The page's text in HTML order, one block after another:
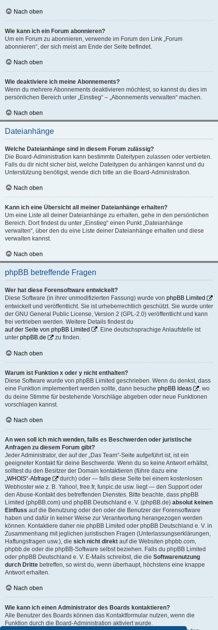
Nach oben
Wie kann ich ein Forum abonnieren?
Um ein Forum zu abonnieren, verwende im Forum den Link „Forum
abonnieren“, der sich meist am Ende der Seite befindet.
Nach oben
Wie deaktiviere ich meine Abonnements?
Wenn du mehrere Abonnements deaktivieren möchtest, so kannst du dies im
persönlichen Bereich unter „Einstieg“ – „Abonnements verwalten“ machen.
Nach oben
Dateianhänge
Welche Dateianhänge sind in diesem Forum zulässig?
Die Board-Administration kann bestimmte Dateitypen zulassen oder verbieten.
Falls du dir nicht sicher bist, welche Dateitypen du anhängen kannst und du
Unterstützung benötigst, wende dich bitte an die Board-Administration.
Nach oben
Kann ich eine Übersicht all meiner Dateianhänge erhalten?
Um eine Liste all deiner Dateianhänge zu erhalten, gehe in den persönlichen
Bereich. Dort findest du unter „Einstieg“ einen Punkt „Dateianhänge
verwalten“, über den du eine Liste deiner Dateianhänge erhalten und diese
verwalten kannst.
Nach oben
phpBB betreffende Fragen
Wer hat diese Forensoftware entwickelt?
Diese Software (in ihrer unmodifizierten Fassung) wurde von phpBB Limited
entwickelt und veröffentlicht. Sie ist urheberrechtlich geschützt. Sie wurde unter
der GNU General Public License, Version 2 (GPL-2.0) veröffentlicht und kann
frei vertrieben werden. Weitere Details findest du
auf der Seite von phpBB Limited
. Eine deutschsprachige Anlaufstelle ist
unter phpBB.de zu finden.
Nach oben
Warum ist Funktion x oder y nicht enthalten?
Diese Software wurde von phpBB Limited geschrieben. Wenn du denkst, dass
eine Funktion implementiert werden sollte, dann besuche phpBB Ideas
, wo
du deine Stimme für bestehende Vorschläge abgeben oder neue Funktionen
vorschlagen kannst.
Nach oben
An wen soll ich mich wenden, falls es Beschwerden oder juristische
Anfragen zu diesem Forum gibt?
Jeder Administrator, der auf der „Das Team“-Seite aufgeführt ist, ist ein
geeigneter Kontakt für deine Beschwerde. Wenn du so keine Antwort erhältst,
solltest du den Besitzer der Domain kontaktieren (führe dazu eine
„WHOIS“-Abfrage
durch) oder — falls diese Seite bei einem kostenlosen
Webhoster wie z. B. Yahoo!, free.fr, funpic.de usw. liegt — den Support oder
den Abuse-Kontakt des betreffenden Dienstes. Bitte beachte, dass phpBB
Limited (phpBB.com) und phpBB Deutschland e. V. (phpBB.de) absolut keinen
Einfluss auf die Benutzung oder den oder die Benutzer der Forensoftware
haben und dafür in keiner Weise zur Verantwortung herangezogen werden
können. Kontaktiere daher nie phpBB Limited oder phpBB Deutschland e. V. in
Zusammenhang mit jeglichen juristischen Fragen (Unterlassungserklärungen,
Haftungsfragen usw.), die sich nicht direkt auf die Websiten phpbb.com,
phpbb.de oder die phpBB-Software selbst beziehen. Falls du phpBB Limited
oder phpBB Deutschland e. V. E-Mails schreibst, die die Softwarenutzung
durch Dritte betreffen, so wirst du, wenn überhaupt, höchstens eine knappe
Antwort erhalten.
Nach oben
Wie kann ich einen Administrator des Boards kontaktieren?
Alle Benutzer des Boards können das Kontaktformular nutzen, wenn die
Funktion durch die Board-Administration aktiviert wurde.